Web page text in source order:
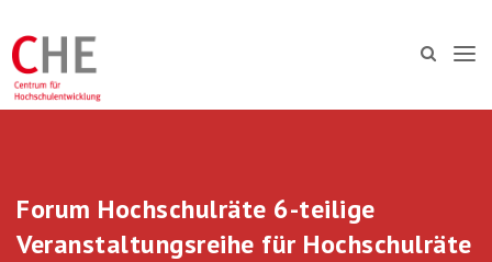
Forum Hochschulräte 6-teilige
Veranstaltungsreihe für Hochschulräte